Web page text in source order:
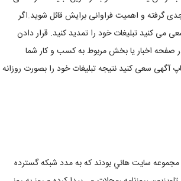
گرفته و اهمیت فراوانی برایش قائل شوید.اگر
کنید تبلیغات خود را تمدید کنید. قرار دادن
اخبار یا بخش مربوط به کسب و کار شما
سعی کنید نتیجه تبلیغات خود را بصورت روزانه
مجموعه سايت هائي بودند كه به مدد شبكه گسترده